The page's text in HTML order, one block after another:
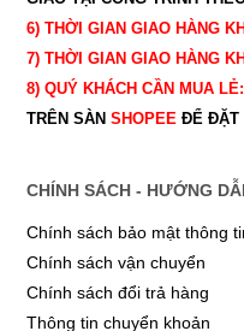
6) THỜI GIAN GIAO HÀNG
7) THỜI GIAN GIAO HÀNG
8) QUÝ KHÁCH CẦN MUA LẺ:
TRÊN SÀN SHOPEEĐỂ ĐẶT
CHÍNH SÁCH - HƯỚNG
Chính sách bảo mật thông
Chính sách vận chuyển
Chính sách đổi trả hàng
Thông tin chuyển khoản